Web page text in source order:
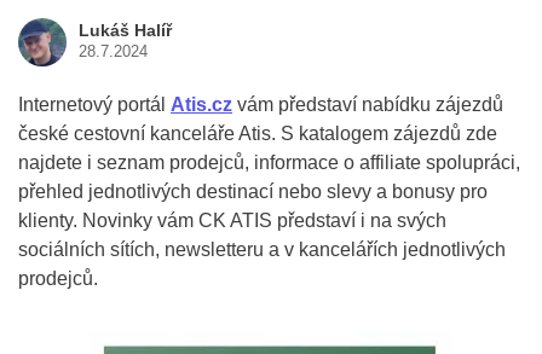
Lukáš Halíř
28.7.2024
Internetový portál Atis.cz vám představí nabídku zájezdů
české cestovní kanceláře Atis. S katalogem zájezdů zde
najdete i seznam prodejců, informace o affiliate spolupráci,
přehled jednotlivých destinací nebo slevy a bonusy pro
klienty. Novinky vám CK ATIS představí i na svých
sociálních sítích, newsletteru a v kancelářích jednotlivých
prodejců.